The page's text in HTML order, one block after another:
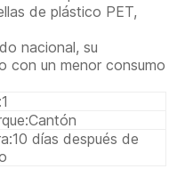
de plástico PET,
nacional, su
con un menor consumo
1
Cantón
10 días después de